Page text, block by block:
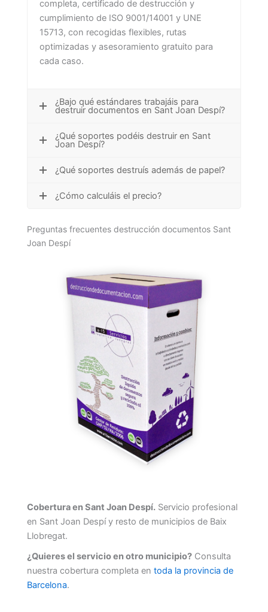
completa, certificado de destrucción y
cumplimiento de ISO 9001/14001 y UNE
15713, con recogidas flexibles, rutas
optimizadas y asesoramiento gratuito para
cada caso.
¿Bajo qué estándares trabajáis para
destruir documentos en Sant Joan Despí?
¿Qué soportes podéis destruir en Sant
Joan Despí?
¿Qué soportes destruís además de papel?
¿Cómo calculáis el precio?
Preguntas frecuentes destrucción documentos Sant
Joan Despí
Cobertura en Sant Joan Despí. Servicio profesional
en Sant Joan Despí y resto de municipios de Baix
Llobregat.
¿Quieres el servicio en otro municipio? Consulta
nuestra cobertura completa en toda la provincia de
Barcelona.